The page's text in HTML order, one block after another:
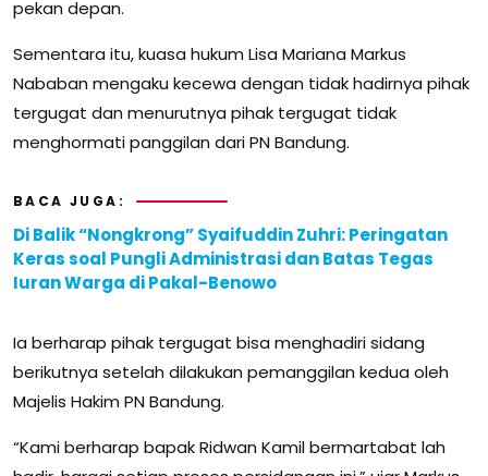
pekan depan.
Sementara itu, kuasa hukum Lisa Mariana Markus
Nababan mengaku kecewa dengan tidak hadirnya pihak
tergugat dan menurutnya pihak tergugat tidak
menghormati panggilan dari PN Bandung.
BACA JUGA:
Di Balik “Nongkrong” Syaifuddin Zuhri: Peringatan
Keras soal Pungli Administrasi dan Batas Tegas
Iuran Warga di Pakal-Benowo
Ia berharap pihak tergugat bisa menghadiri sidang
berikutnya setelah dilakukan pemanggilan kedua oleh
Majelis Hakim PN Bandung.
“Kami berharap bapak Ridwan Kamil bermartabat lah